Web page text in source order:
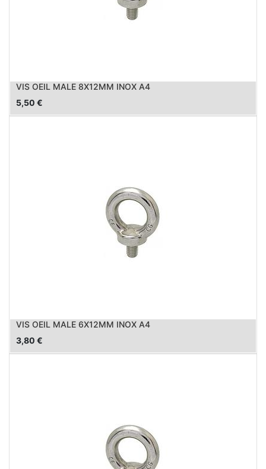
VIS OEIL MALE 8X12MM INOX A4
5,50 €
VIS OEIL MALE 6X12MM INOX A4
3,80 €